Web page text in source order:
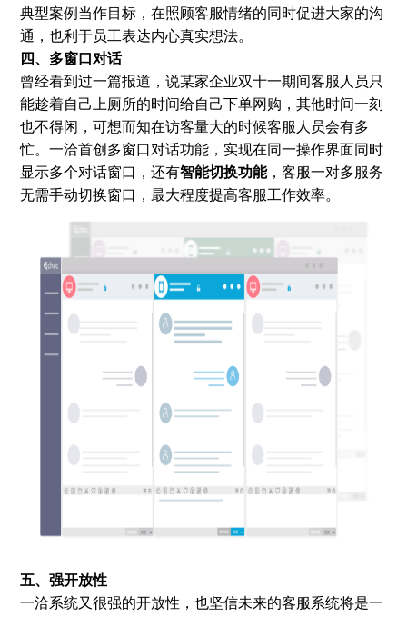
典型案例当作目标，在照顾客服情绪的同时促进大家的沟
通，也利于员工表达内心真实想法。
四、多窗口对话
曾经看到过一篇报道，说某家企业双十一期间客服人员只
能趁着自己上厕所的时间给自己下单网购，其他时间一刻
也不得闲，可想而知在访客量大的时候客服人员会有多
忙。一洽首创多窗口对话功能，实现在同一操作界面同时
显示多个对话窗口，还有智能切换功能，客服一对多服务
无需手动切换窗口，最大程度提高客服工作效率。
五、强开放性
一洽系统又很强的开放性，也坚信未来的客服系统将是一